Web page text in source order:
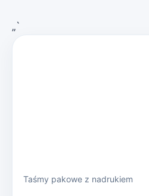
„`
Taśmy pakowe z nadrukiem